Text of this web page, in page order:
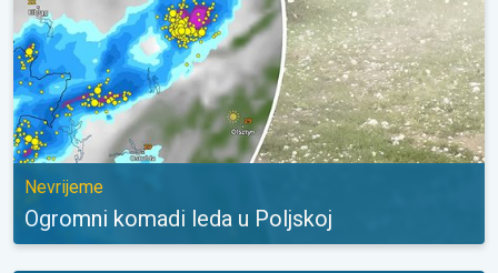
Nevrijeme
Ogromni komadi leda u Poljskoj